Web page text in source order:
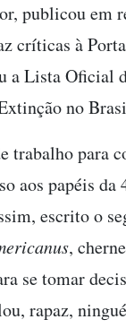
publicou em
críticas à
a Lista Oficial
no
trabalho para
aos papéis da
escrito o
,
se tomar
rapaz,